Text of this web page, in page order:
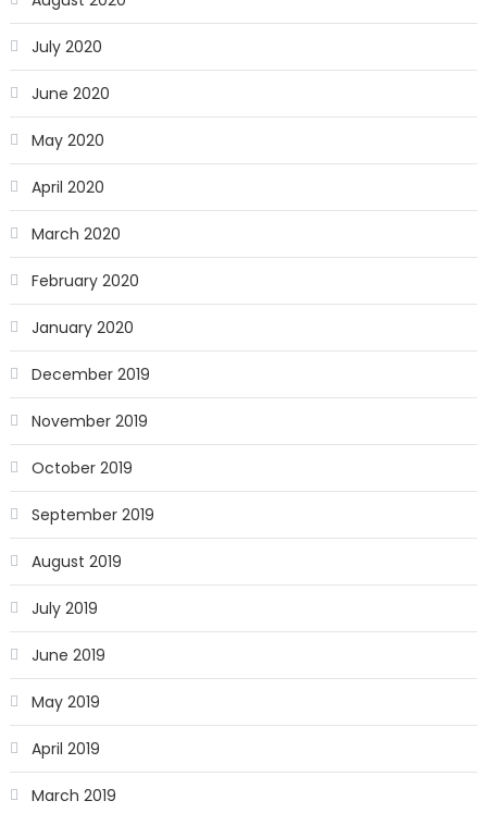
July 2020
June 2020
May 2020
April 2020
March 2020
February 2020
January 2020
December 2019
November 2019
October 2019
September 2019
August 2019
July 2019
June 2019
May 2019
April 2019
March 2019